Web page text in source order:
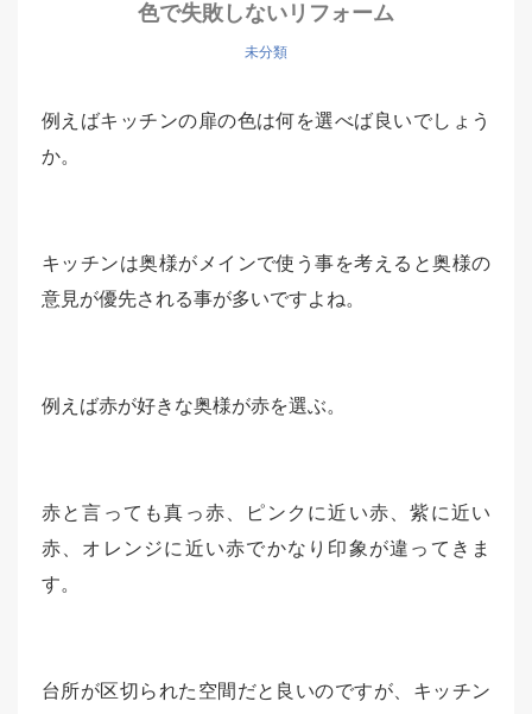
色で失敗しないリフォーム
未分類
例えばキッチンの扉の色は何を選べば良いでしょう
か。
キッチンは奥様がメインで使う事を考えると奥様の
意見が優先される事が多いですよね。
例えば赤が好きな奥様が赤を選ぶ。
赤と言っても真っ赤、ピンクに近い赤、紫に近い
赤、オレンジに近い赤でかなり印象が違ってきま
す。
台所が区切られた空間だと良いのですが、キッチン